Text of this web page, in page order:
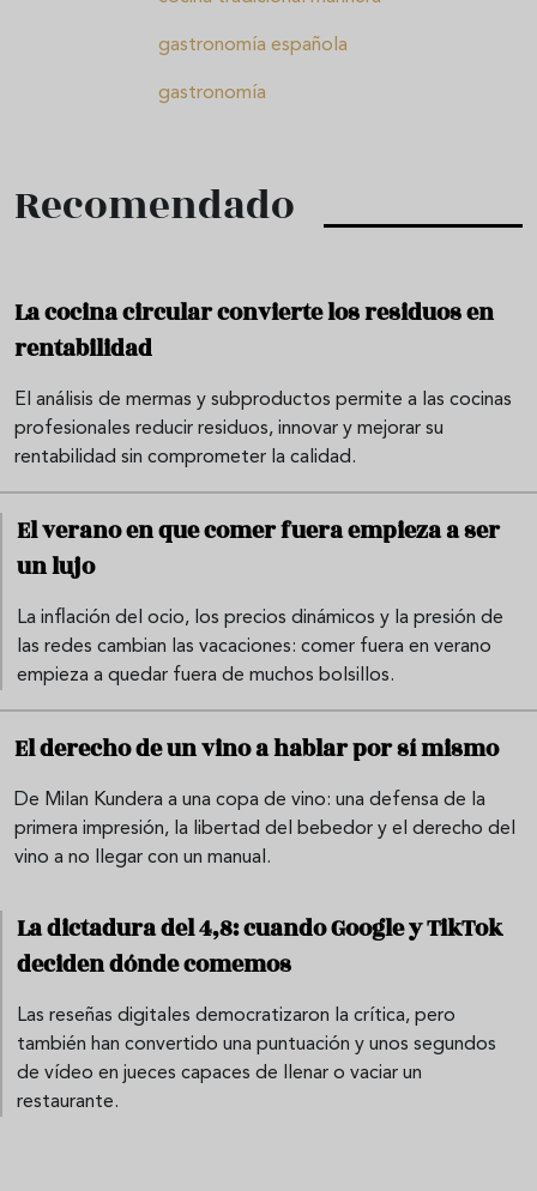
gastronomía española
gastronomía
Recomendado
La cocina circular convierte los residuos en
rentabilidad
El análisis de mermas y subproductos permite a las cocinas
profesionales reducir residuos, innovar y mejorar su
rentabilidad sin comprometer la calidad.
El verano en que comer fuera empieza a ser
un lujo
La inflación del ocio, los precios dinámicos y la presión de
las redes cambian las vacaciones: comer fuera en verano
empieza a quedar fuera de muchos bolsillos.
El derecho de un vino a hablar por sí mismo
De Milan Kundera a una copa de vino: una defensa de la
primera impresión, la libertad del bebedor y el derecho del
vino a no llegar con un manual.
La dictadura del 4,8: cuando Google y TikTok
deciden dónde comemos
Las reseñas digitales democratizaron la crítica, pero
también han convertido una puntuación y unos segundos
de vídeo en jueces capaces de llenar o vaciar un
restaurante.